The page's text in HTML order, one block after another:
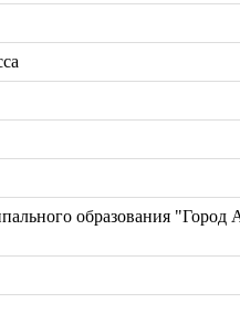
образования "Город